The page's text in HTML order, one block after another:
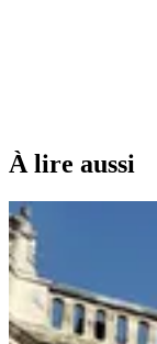
À lire aussi